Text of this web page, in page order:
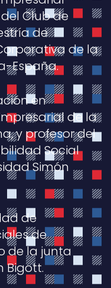
del Club de
de
de la
España.
en
de la
y profesor del
Social
Simón
de
de
de la junta
Bigott.